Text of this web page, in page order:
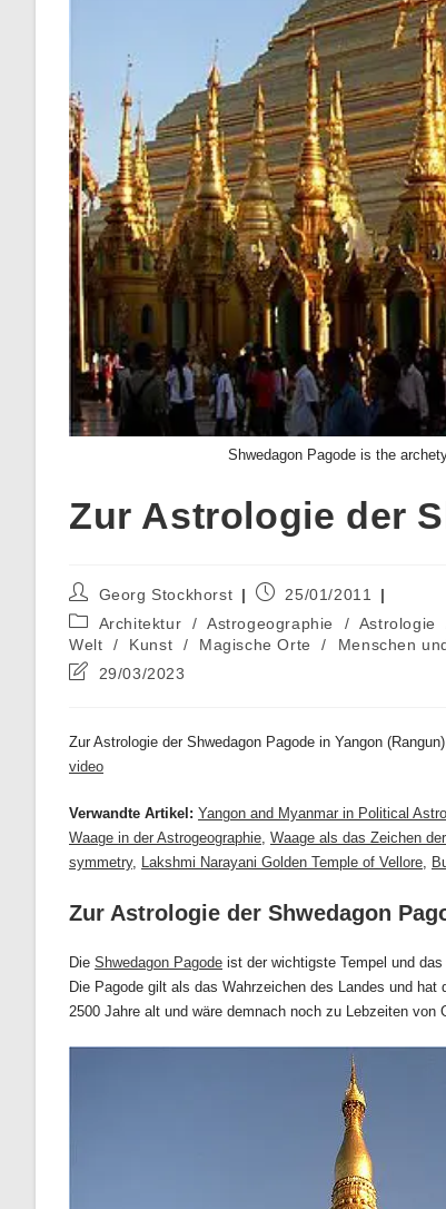
Shwedagon Pagode is the
Zur Astrologie der
Beitrags-
Autor:
Georg Stockhorst
Beitrag25/01/2011
Beitrags-
Kategorie:
Architektur / Astrogeographie / Astrologie
Welt
/ Kunst / Magische Orte / Menschen
Beitrag
am:
29/03/2023
Zur Astrologie der Shwedagon Pagode in Yangon
video
Verwandte Artikel: Yangon and Myanmar in Political
Waage in der Astrogeographie, Waage als das Zeichen
symmetry, Lakshmi Narayani Golden Temple of Vellore,
Zur Astrologie der Shwedagon
Die Shwedagon Pagode ist der wichtigste Tempel und
Die Pagode gilt als das Wahrzeichen des Landes und
2500 Jahre alt und wäre demnach noch zu Lebzeiten von